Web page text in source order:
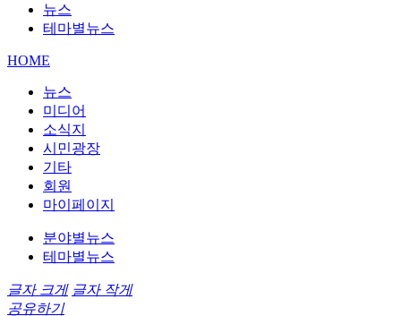
뉴스
테마별뉴스
HOME
뉴스
미디어
소식지
시민광장
기타
회원
마이페이지
분야별뉴스
테마별뉴스
글자 크게 글자 작게
공유하기